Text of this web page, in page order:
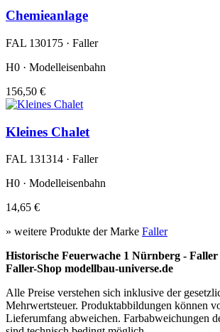
Chemieanlage
FAL 130175 · Faller
H0 · Modelleisenbahn
156,50 €
Kleines Chalet
FAL 131314 · Faller
H0 · Modelleisenbahn
14,65 €
» weitere Produkte der Marke Faller
Historische Feuerwache 1 Nürnberg -
Faller-Shop modellbau-universe.de
Alle Preise verstehen sich inklusive der
Mehrwertsteuer. Produktabbildungen können
Lieferumfang abweichen. Farbabweichungen